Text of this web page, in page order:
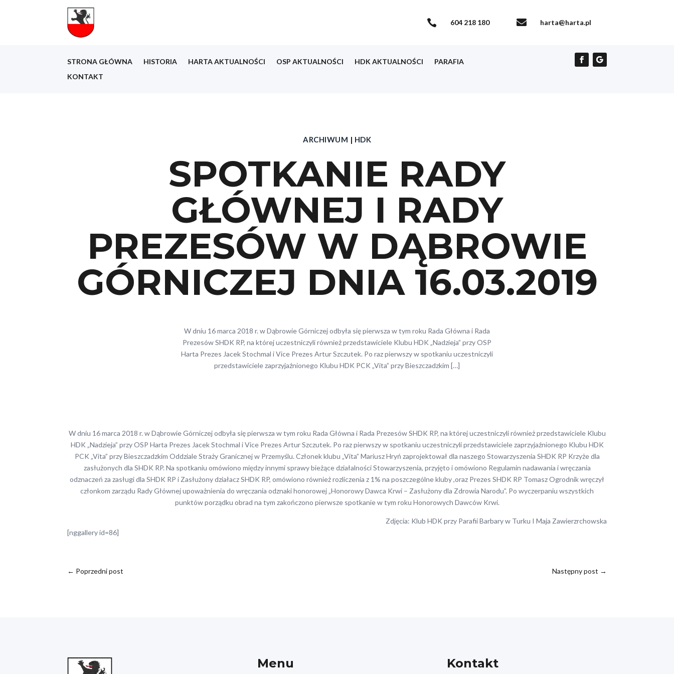
 604 218 180  harta@harta.pl
STRONA GŁÓWNA HISTORIA HARTA AKTUALNOŚCI OSP AKTUALNOŚCI HDK AKTUALNOŚCI
PARAFIA
KONTAKT
ARCHIWUM | HDK
SPOTKANIE RADY
GŁÓWNEJ I RADY
PREZESÓW W DĄBROWIE
GÓRNICZEJ DNIA 16.03.2019
W dniu 16 marca 2018 r. w Dąbrowie Górniczej odbyła się pierwsza w tym roku Rada Główna i Rada
Prezesów SHDK RP, na której uczestniczyli również przedstawiciele Klubu HDK „Nadzieja” przy OSP
Harta Prezes Jacek Stochmal i Vice Prezes Artur Szczutek. Po raz pierwszy w spotkaniu uczestniczyli
przedstawiciele zaprzyjaźnionego Klubu HDK PCK „Vita” przy Bieszczadzkim […]
W dniu 16 marca 2018 r. w Dąbrowie Górniczej odbyła się pierwsza w tym roku Rada Główna i Rada Prezesów SHDK RP, na której uczestniczyli również przedstawiciele Klubu
HDK „Nadzieja” przy OSP Harta Prezes Jacek Stochmal i Vice Prezes Artur Szczutek. Po raz pierwszy w spotkaniu uczestniczyli przedstawiciele zaprzyjaźnionego Klubu HDK
PCK „Vita” przy Bieszczadzkim Oddziale Straży Granicznej w Przemyślu. Członek klubu „Vita” Mariusz Hryń zaprojektował dla naszego Stowarzyszenia SHDK RP Krzyże dla
zasłużonych dla SHDK RP. Na spotkaniu omówiono między innymi sprawy bieżące działalności Stowarzyszenia, przyjęto i omówiono Regulamin nadawania i wręczania
odznaczeń za zasługi dla SHDK RP i Zasłużony działacz SHDK RP, omówiono również rozliczenia z 1% na poszczególne kluby ,oraz Prezes SHDK RP Tomasz Ogrodnik wręczył
członkom zarządu Rady Głównej upoważnienia do wręczania odznaki honorowej „Honorowy Dawca Krwi – Zasłużony dla Zdrowia Narodu”. Po wyczerpaniu wszystkich
punktów porządku obrad na tym zakończono pierwsze spotkanie w tym roku Honorowych Dawców Krwi.
Zdjęcia: Klub HDK przy Parafii Barbary w Turku I Maja Zawierzrchowska
[nggallery id=86]
← Poprzedni post Następny post →
Menu Kontakt